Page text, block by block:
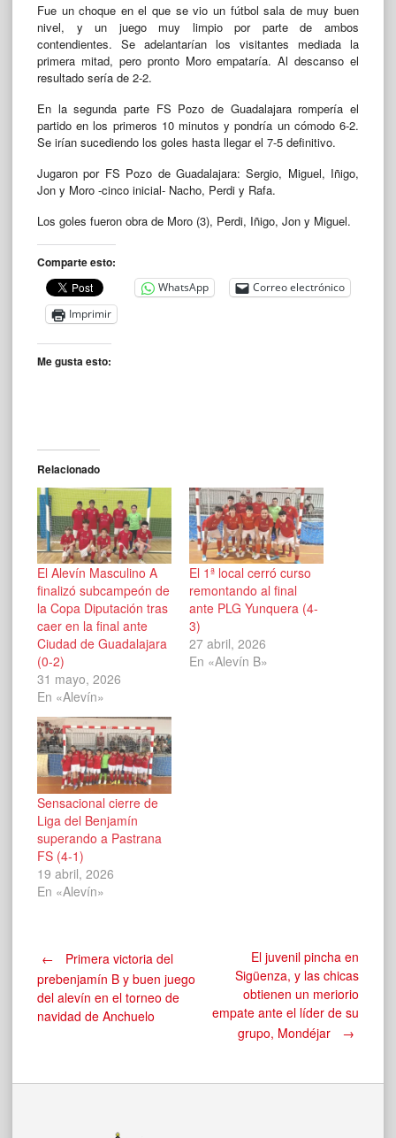
Fue un choque en el que se vio un fútbol sala de muy buen
nivel, y un juego muy limpio por parte de ambos
contendientes. Se adelantarían los visitantes mediada la
primera mitad, pero pronto Moro empataría. Al descanso el
resultado sería de 2-2.
En la segunda parte FS Pozo de Guadalajara rompería el
partido en los primeros 10 minutos y pondría un cómodo 6-2.
Se irían sucediendo los goles hasta llegar el 7-5 definitivo.
Jugaron por FS Pozo de Guadalajara: Sergio, Miguel, Iñigo,
Jon y Moro -cinco inicial- Nacho, Perdi y Rafa.
Los goles fueron obra de Moro (3), Perdi, Iñigo, Jon y Miguel.
Comparte esto:
WhatsApp
Correo electrónico
Imprimir
Me gusta esto:
Relacionado
El Alevín Masculino A
finalizó subcampeón de
la Copa Diputación tras
caer en la final ante
Ciudad de Guadalajara
(0-2)
31 mayo, 2026
En «Alevín»
El 1ª local cerró curso
remontando al final
ante PLG Yunquera (4-
3)
27 abril, 2026
En «Alevín B»
Sensacional cierre de
Liga del Benjamín
superando a Pastrana
FS (4-1)
19 abril, 2026
En «Alevín»
Navegación
de
←
Primera victoria del
prebenjamín B y buen juego
del alevín en el torneo de
navidad de Anchuelo
El juvenil pincha en
Sigüenza, y las chicas
obtienen un meriorio
empate ante el líder de su
grupo, Mondéjar
→